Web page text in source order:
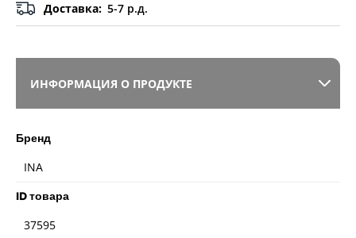
Доставка: 5-7 р.д.
ИНФОРМАЦИЯ О ПРОДУКТЕ
Бренд
INA
ID товара
37595